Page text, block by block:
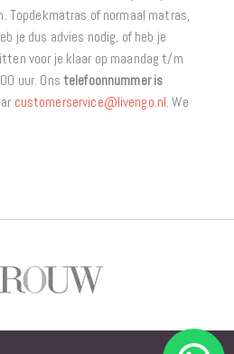
Topdekmatras of normaal matras,
je dus advies nodig, of heb je
voor je klaar op maandag t/m
uur. Ons telefoonnummer is
customerservice@livengo.nl . We